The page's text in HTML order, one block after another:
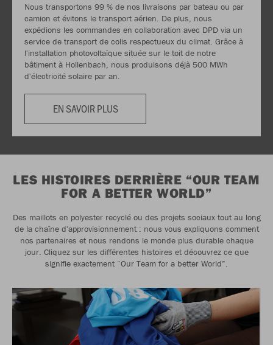
Nous transportons 99 % de nos livraisons par bateau ou par
camion et évitons le transport aérien. De plus, nous
expédions les commandes en collaboration avec DPD via un
service de transport de colis respectueux du climat. Grâce à
l'installation photovoltaïque située sur le toit de notre
bâtiment à Hollenbach, nous produisons déjà 500 MWh
d'électricité solaire par an.
EN SAVOIR PLUS
LES HISTOIRES DERRIÈRE “OUR TEAM
FOR A BETTER WORLD”
Des maillots en polyester recyclé ou des projets sociaux tout au long
de la chaîne d'approvisionnement : nous vous expliquons comment
nos partenaires et nous rendons le monde plus durable chaque
jour. Cliquez sur les différentes histoires et découvrez ce que
signifie exactement “Our Team for a better World”.